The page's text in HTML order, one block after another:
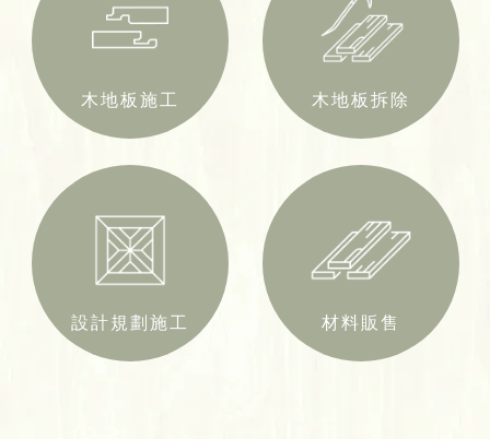
木地板施工 木地板拆除
設計規劃施工 材料販售